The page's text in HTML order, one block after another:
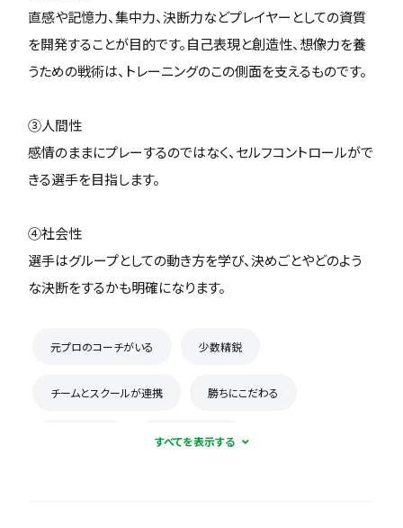
直感や記憶力、集中力、決断力などプレイヤーとしての資質
を開発することが目的です。自己表現と創造性、想像力を養
うための戦術は、トレーニングのこの側面を支えるものです。
③人間性
感情のままにプレーするのではなく、セルフコントロールがで
きる選手を目指します。
④社会性
選手はグループとしての動き方を学び、決めごとやどのよう
な決断をするかも明確になります。
元プロのコーチがいる 少数精鋭
チームとスクールが連携 勝ちにこだわる
飛び級制度あり